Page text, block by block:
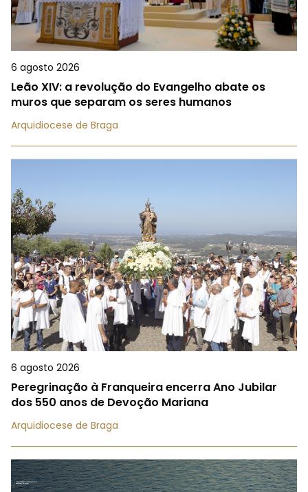
6 agosto 2026
Leão XIV: a revolução do Evangelho abate os
muros que separam os seres humanos
Arquidiocese de Braga
6 agosto 2026
Peregrinação à Franqueira encerra Ano Jubilar
dos 550 anos de Devoção Mariana
Arquidiocese de Braga